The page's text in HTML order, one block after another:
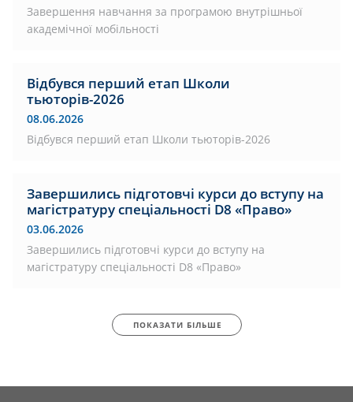
Завершення навчання за програмою внутрішньої
академічної мобільності
Відбувся перший етап Школи
тьюторів-2026
08.06.2026
Відбувся перший етап Школи тьюторів-2026
Завершились підготовчі курси до вступу на
магістратуру спеціальності D8 «Право»
03.06.2026
Завершились підготовчі курси до вступу на
магістратуру спеціальності D8 «Право»
ПОКАЗАТИ БІЛЬШЕ